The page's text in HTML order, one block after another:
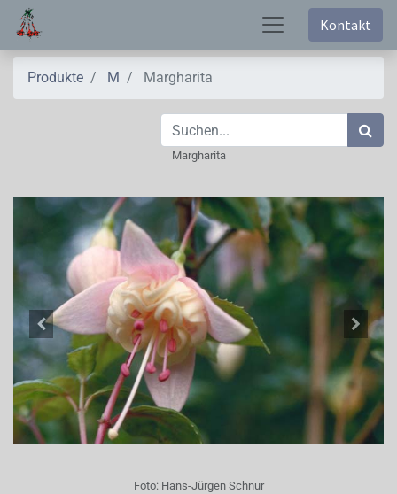
Kontakt
Produkte M Margharita
Margharita
Foto: Hans-Jürgen Schnur